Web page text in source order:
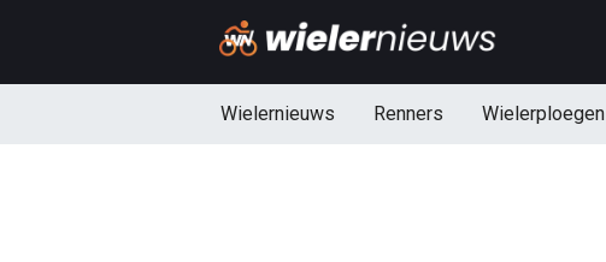
Wielernieuws Renners Wielerploegen